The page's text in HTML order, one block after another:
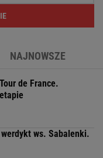
NAJNOWSZE
de France.
ws. Sabalenki.